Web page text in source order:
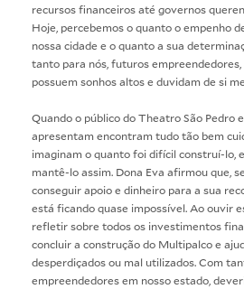
recursos financeiros até governos
Hoje, percebemos o quanto o empenho
nossa cidade e o quanto a sua
tanto para nós, futuros
possuem sonhos altos e duvidam de si
Quando o público do Theatro São Pedro
apresentam encontram tudo tão bem
imaginam o quanto foi difícil construí-lo,
mantê-lo assim. Dona Eva afirmou que,
conseguir apoio e dinheiro para a sua
está ficando quase impossível. Ao ouvir
refletir sobre todos os investimentos
concluir a construção do Multipalco e
desperdiçados ou mal utilizados. Com
empreendedores em nosso estado,